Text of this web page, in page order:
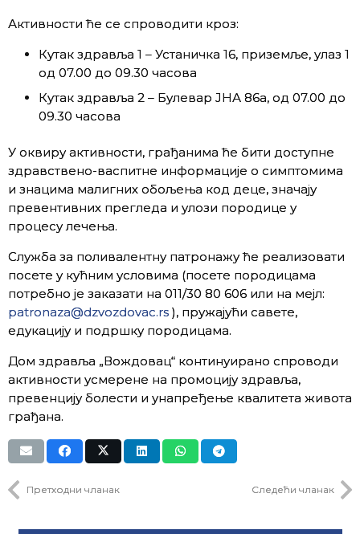
Активности ће се спроводити кроз:
Кутак здравља 1 – Устаничка 16, приземље, улаз 1
од 07.00 до 09.30 часова
Кутак здравља 2 – Булевар ЈНА 86а, од 07.00 до
09.30 часова
У оквиру активности, грађанима ће бити доступне
здравствено-васпитне информације о симптомима
и знацима малигних обољења код деце, значају
превентивних прегледа и улози породице у
процесу лечења.
Служба за поливалентну патронажу ће реализовати
посете у кућним условима (посете породицама
потребно је заказати на 011/30 80 606 или на мејл:
patronaza@dzvozdovac.rs ), пружајући савете,
едукацију и подршку породицама.
Дом здравља „Вождовац“ континуирано спроводи
активности усмерене на промоцију здравља,
превенцију болести и унапређење квалитета живота
грађана.
Претходни чланак Следећи чланак